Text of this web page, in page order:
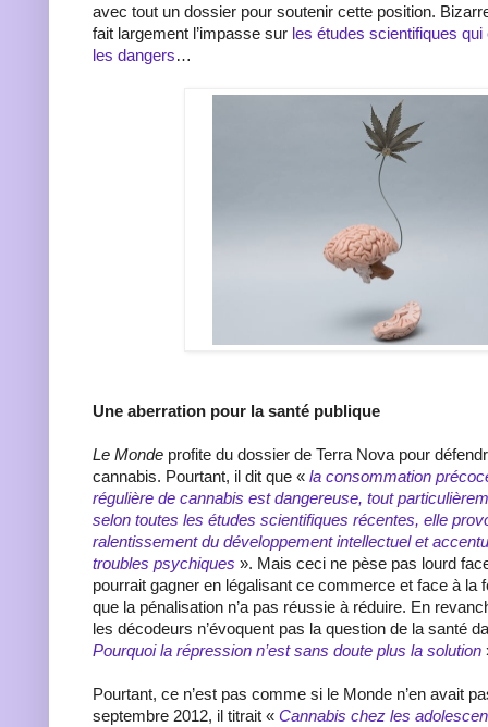
avec tout un dossier pour soutenir cette position.
fait largement l’impasse sur les études scientifiques
les dangers…
Une aberration pour la santé publique
Le Monde profite du dossier de Terra Nova pour
cannabis. Pourtant, il dit que « la consommation
régulière de cannabis est dangereuse, tout
selon toutes les études scientifiques récentes, elle
ralentissement du développement intellectuel et
troubles psychiques ». Mais ceci ne pèse pas lourd
pourrait gagner en légalisant ce commerce et face à la
que la pénalisation n’a pas réussie à réduire. En
les décodeurs n’évoquent pas la question de la santé
Pourquoi la répression n’est sans doute plus la solution
Pourtant, ce n’est pas comme si le Monde n’en avait
septembre 2012, il titrait « Cannabis chez les